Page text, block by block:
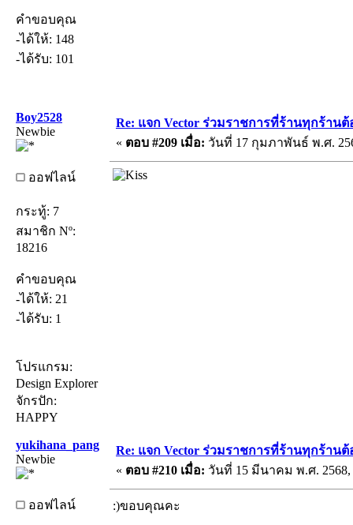
คำขอบคุณ
-ได้ให้: 148
-ได้รับ: 101
Boy2528
Newbie
ออฟไลน์
กระทู้: 7
สมาชิก Nº:
18216
คำขอบคุณ
-ได้ให้: 21
-ได้รับ: 1
โปรแกรม:
Design Explorer
จักรปัก:
HAPPY
Re: แจก Vector ร่วมราชการที่ร้านทุกร้าน
« ตอบ #209 เมื่อ: วันที่ 17 กุมภาพันธ์ พ.ศ.
yukihana_pang
Newbie
ออฟไลน์
Re: แจก Vector ร่วมราชการที่ร้านทุกร้าน
« ตอบ #210 เมื่อ: วันที่ 15 มีนาคม พ.ศ. 2568,
:)ขอบคุณคะ